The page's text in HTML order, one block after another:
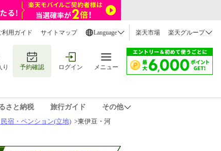
利用ガイド サイトマップ Language 楽天市場 楽天グループ
り 予約確認 ログイン メニュー
さと納税 旅行ガイド
その他
宿・ペンション(立地) >東伊豆・河